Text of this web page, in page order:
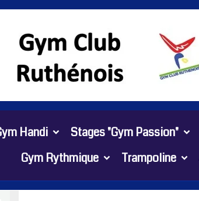
Handi Stages "Gym Passion"
Gym Rythmique
Trampoline